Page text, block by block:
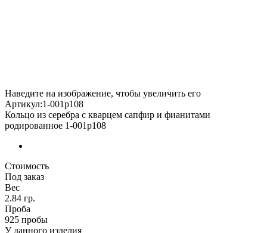
Наведите на изображение, чтобы увеличить его
Артикул:1-001р108
Кольцо из серебра с кварцем сапфир и фианитами
родированное 1-001р108
Стоимость
Под заказ
Вес
2.84 гр.
Проба
925 пробы
У данного изделия